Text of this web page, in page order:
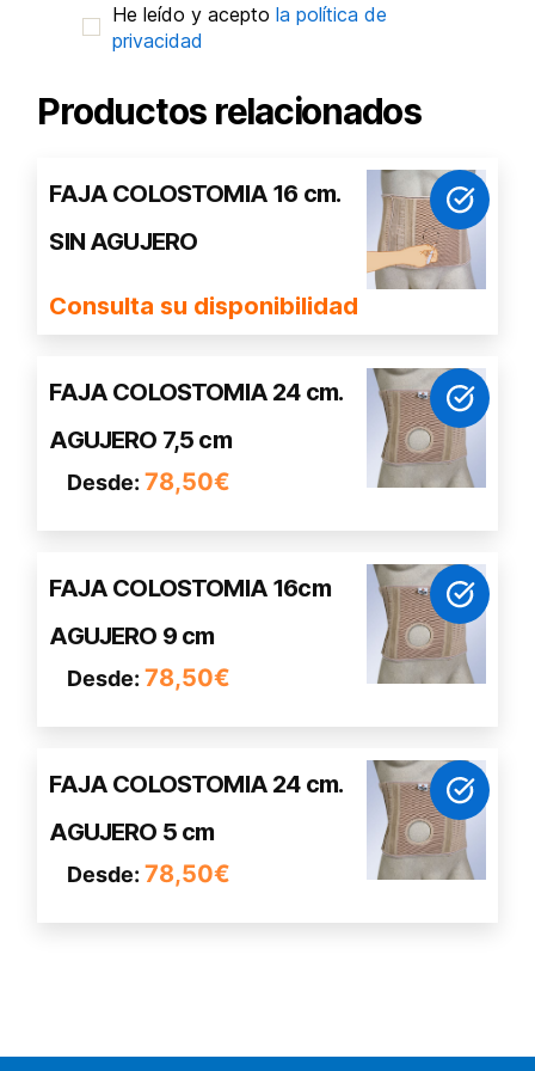
He leído y aceptola política de
privacidad
Productos relacionados
FAJA COLOSTOMIA 16 cm.
SIN AGUJERO
Consulta su disponibilidad
FAJA COLOSTOMIA 24 cm.
AGUJERO 7,5 cm
Desde:78,50€
Este
tiene
múltiples
Las
se
elegir
en
de
producto
FAJA COLOSTOMIA 16cm
AGUJERO 9 cm
Desde:78,50€
Este
tiene
múltiples
Las
se
elegir
en
FAJA COLOSTOMIA 24 cm.
AGUJERO 5 cm
Desde:78,50€
Este
tiene
múltiples
Las